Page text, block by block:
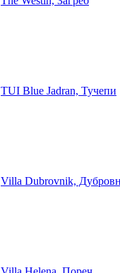
TUI Blue Jadran, Тучепи
Villa Dubrovnik,